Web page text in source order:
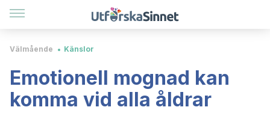
Välmående Känslor
Emotionell mognad kan
komma vid alla åldrar